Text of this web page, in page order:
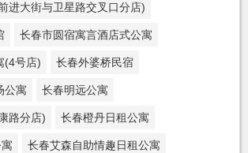
进大街与卫星路交叉口分店)
长春市圆宿寓言酒店式公寓
(4号店) 长春外婆桥民宿
公寓 长春明远公寓
路分店) 长春橙丹日租公寓
长春艾森自助情趣日租公寓